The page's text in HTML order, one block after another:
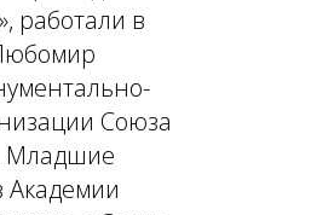
работали в
Союза
Младшие
Академии